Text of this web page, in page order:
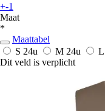
+-1
Maat
*
Maattabel
S 24u M 24u L
Dit veld is verplicht